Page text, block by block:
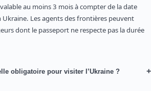
au moins 3 mois à compter de la date
Les agents des frontières peuvent
dont le passeport ne respecte pas la durée
obligatoire pour visiter l’Ukraine ? +